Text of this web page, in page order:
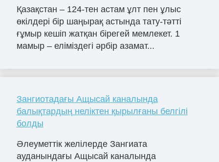
Қазақстан – 124-тен астам ұлт пен ұлыс
өкілдері бір шаңырақ астында тату-тәтті
ғұмыр кешіп жатқан бірегей мемлекет. 1
мамыр – еліміздегі әрбір азамат...
Зангиотадағы Ащысай каналында
балықтардың неліктен қырылғаны белгілі
болды
Әлеуметтік желілерде Зангиата
ауданындағы Ащысай каналында